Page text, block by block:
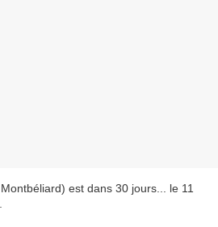
est dans 30 jours... le 11